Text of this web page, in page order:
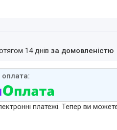
14 днівза домовленістю
платежі. Тепер ви